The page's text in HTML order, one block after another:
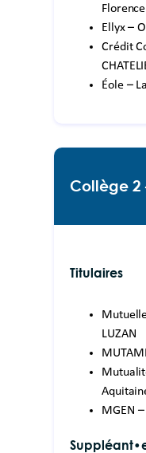
Florence
Ellyx –
Crédit
Éole –
Collège 2
Titulaires
LUZAN
MGEN